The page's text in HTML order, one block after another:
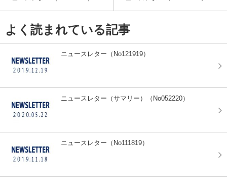
よく読まれている記事
ニュースレター（No121919）
ニュースレター（サマリー）（No052220）
ニュースレター（No111819）